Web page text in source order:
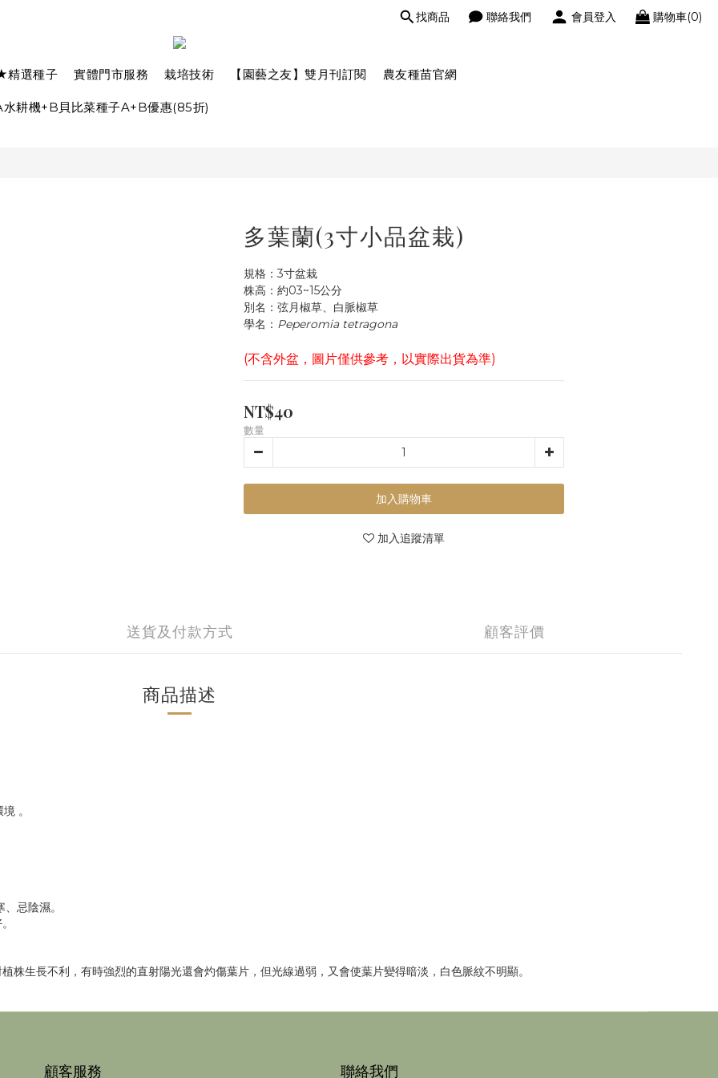
找商品 聯絡我們 會員登入 購物車(0)
精選種子 實體門市服務 栽培技術 【園藝之友】雙月刊訂閱 農友種苗官網
耕機+B貝比菜種子A+B優惠(85折)
多葉蘭(3寸小品盆栽)
規格：3寸盆栽
株高：約03~15公分
別名：弦月椒草、白脈椒草
學名： Peperomia tetragona
(不含外盆，圖片僅供參考，以實際出貨為準)
NT$40
數量
加入購物車
加入追蹤清單
送貨及付款方式 顧客評價
商品描述
。
忌陰濕。
株生長不利，有時強烈的直射陽光還會灼傷葉片，但光線過弱，又會使葉片變得暗淡，白色脈紋不明顯。
顧客服務 聯絡我們